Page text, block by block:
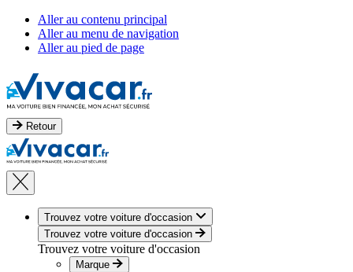
Aller au contenu principal
Aller au menu de navigation
Aller au pied de page
Retour
Trouvez votre voiture d'occasion
Trouvez votre voiture d'occasion
Trouvez votre voiture d'occasion
Marque